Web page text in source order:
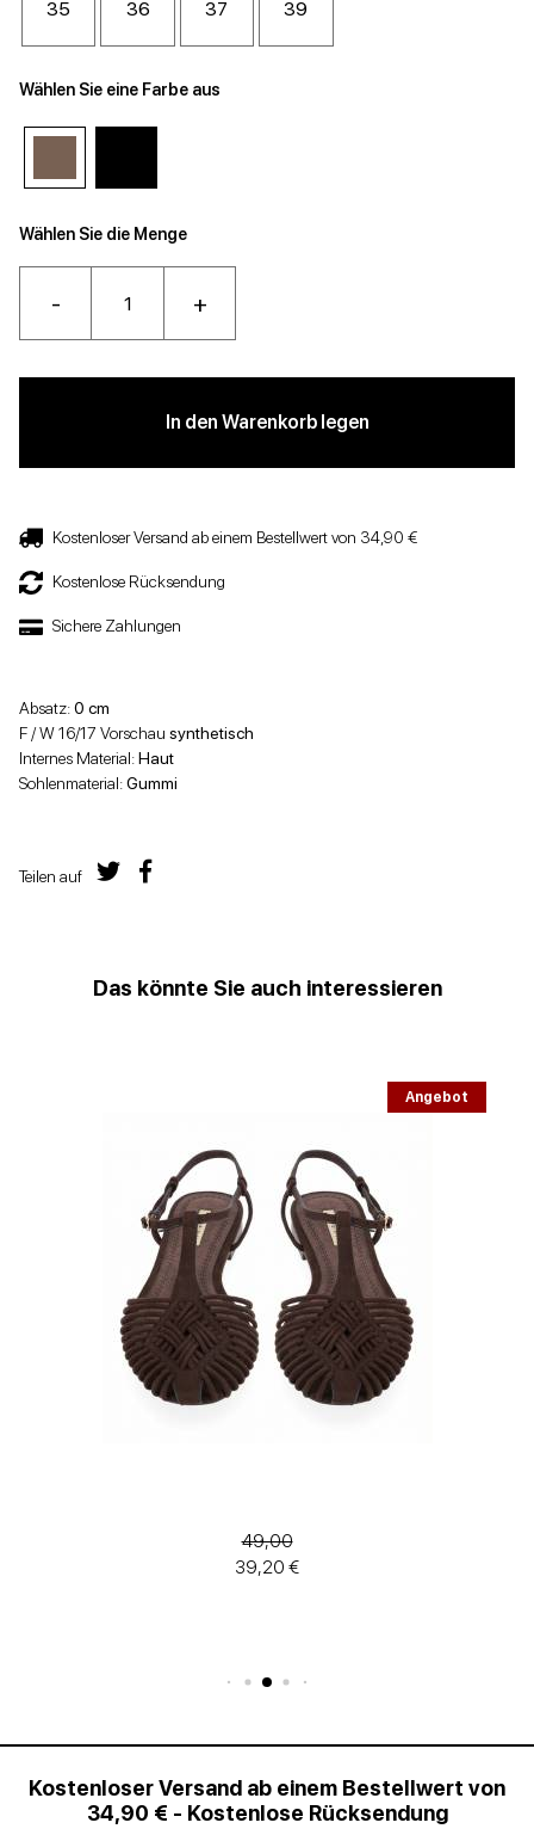
35 36 37 39
Wählen Sie eine Farbe aus
Wählen Sie die Menge
- +
In den Warenkorb legen
Kostenloser Versand ab einem Bestellwert von 34,90 €
Kostenlose Rücksendung
Sichere Zahlungen
Absatz:0 cm
F / W 16/17 Vorschau synthetisch
Internes Material:Haut
Sohlenmaterial:Gummi
Teilen auf
Das könnte Sie auch interessieren
Angebot
49,00
39,20 €
Kostenloser Versand ab einem Bestellwert von
34,90 € - Kostenlose Rücksendung